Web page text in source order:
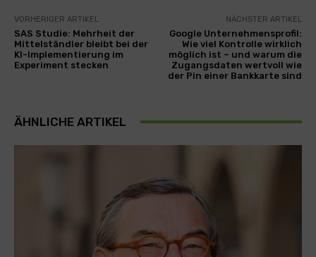
VORHERIGER ARTIKEL
SAS Studie: Mehrheit der
Mittelständler bleibt bei der
KI-Implementierung im
Experiment stecken
NÄCHSTER ARTIKEL
Google Unternehmensprofil:
Wie viel Kontrolle wirklich
möglich ist – und warum die
Zugangsdaten wertvoll wie
der Pin einer Bankkarte sind
ÄHNLICHE ARTIKEL